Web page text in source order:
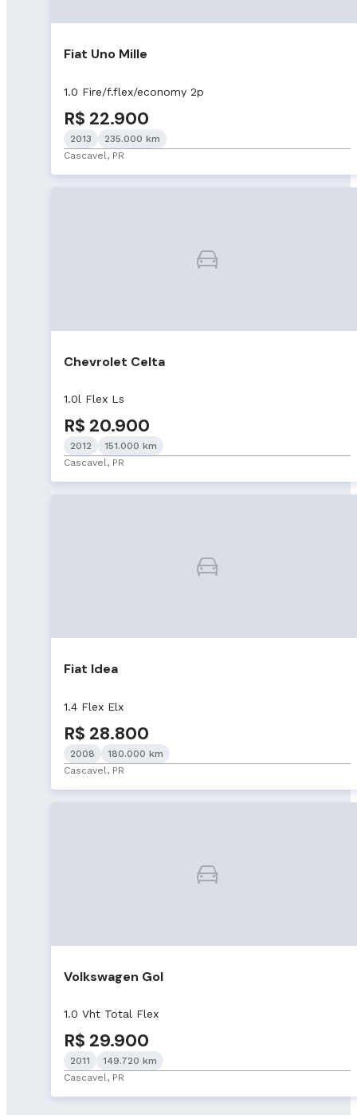
Fiat Uno Mille
1.0 Fire/f.flex/economy 2p
R$ 22.900
2013
235.000 km
Cascavel, PR
Chevrolet Celta
1.0l Flex Ls
R$ 20.900
2012
151.000 km
Cascavel, PR
Fiat Idea
1.4 Flex Elx
R$ 28.800
2008
180.000 km
Cascavel, PR
Volkswagen Gol
1.0 Vht Total Flex
R$ 29.900
2011
149.720 km
Cascavel, PR